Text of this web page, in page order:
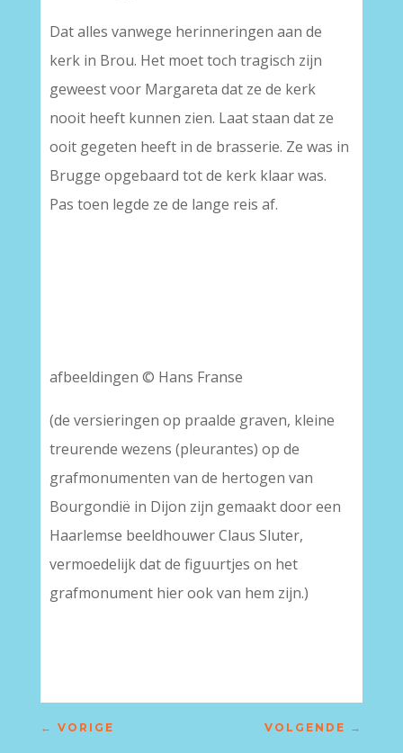
Dat alles vanwege herinneringen aan de
kerk in Brou. Het moet toch tragisch zijn
geweest voor Margareta dat ze de kerk
nooit heeft kunnen zien. Laat staan dat ze
ooit gegeten heeft in de brasserie. Ze was in
Brugge opgebaard tot de kerk klaar was.
Pas toen legde ze de lange reis af.
afbeeldingen © Hans Franse
(de versieringen op praalde graven, kleine
treurende wezens (pleurantes) op de
grafmonumenten van de hertogen van
Bourgondië in Dijon zijn gemaakt door een
Haarlemse beeldhouwer Claus Sluter,
vermoedelijk dat de figuurtjes on het
grafmonument hier ook van hem zijn.)
← VORIGE VOLGENDE →